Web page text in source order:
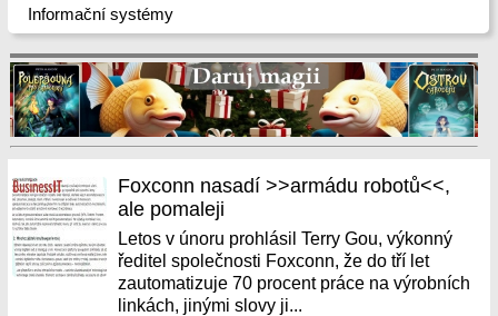
Informační systémy
Foxconn nasadí >>armádu robotů<<,
ale pomaleji
Letos v únoru prohlásil Terry Gou, výkonný
ředitel společnosti Foxconn, že do tří let
zautomatizuje 70 procent práce na výrobních
linkách, jinými slovy ji...